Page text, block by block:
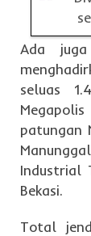
Ada
seluas
patungan
Industrial
Bekasi.
Total